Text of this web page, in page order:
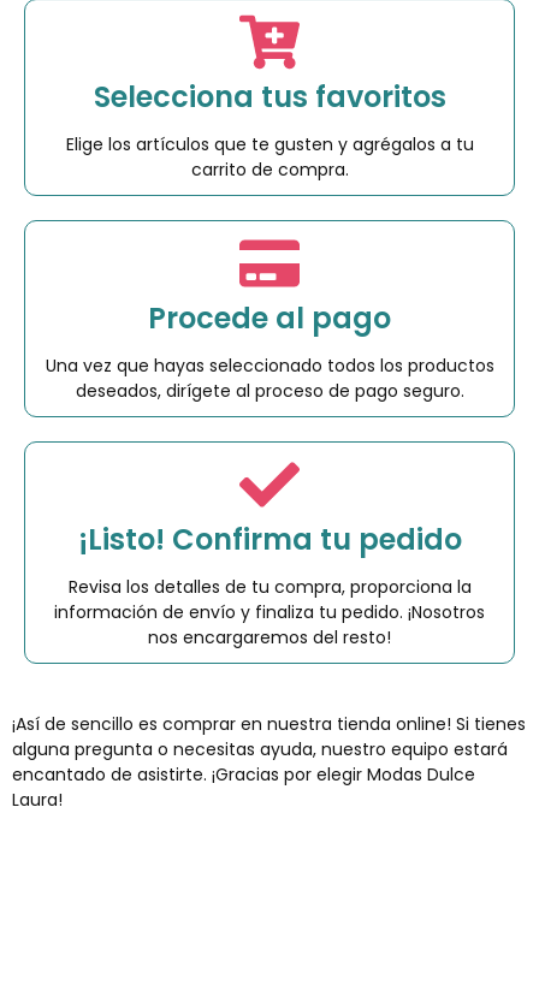
Selecciona tus favoritos
Elige los artículos que te gusten y agrégalos a tu
carrito de compra.
Procede al pago
Una vez que hayas seleccionado todos los productos
deseados, dirígete al proceso de pago seguro.
¡Listo! Confirma tu pedido
Revisa los detalles de tu compra, proporciona la
información de envío y finaliza tu pedido. ¡Nosotros
nos encargaremos del resto!
¡Así de sencillo es comprar en nuestra tienda online! Si tienes
alguna pregunta o necesitas ayuda, nuestro equipo estará
encantado de asistirte. ¡Gracias por elegir Modas Dulce
Laura!